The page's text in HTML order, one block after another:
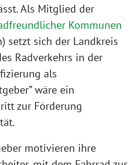
Als Mitglied der
Kommunen
setzt sich der Landkreis
Radverkehrs in der
als
wäre ein
zur Förderung
motivieren ihre